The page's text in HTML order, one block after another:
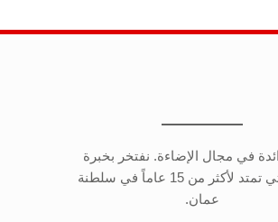
في مجال الإضاءة. نفتخر بخبرة
فريقنا التي تمتد لأكثر من 15 عاماً في سلطنة
عمان.